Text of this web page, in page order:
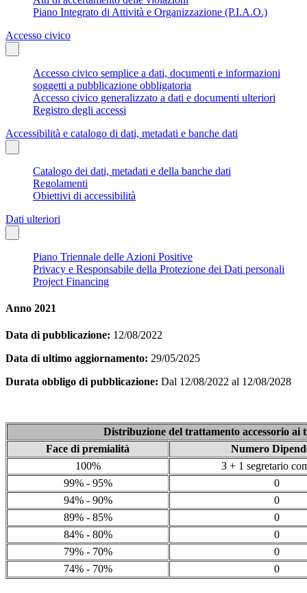
Piano Integrato di Attività e Organizzazione (P.I.A.O.)
Accesso civico
Accesso civico semplice a dati, documenti e informazioni
soggetti a pubblicazione obbligatoria
Accesso civico generalizzato a dati e documenti ulteriori
Registro degli accessi
Accessibilità e catalogo di dati, metadati e banche dati
Catalogo dei dati, metadati e della banche dati
Regolamenti
Obiettivi di accessibilità
Dati ulteriori
Piano Triennale delle Azioni Positive
Privacy e Responsabile della Protezione dei Dati personali
Project Financing
Anno 2021
Data di pubblicazione: 12/08/2022
Data di ultimo aggiornamento: 29/05/2025
Durata obbligo di pubblicazione: Dal 12/08/2022 al 12/08/2028
Distribuzione del trattamento accessorio ai
Face di premialità
Numero
100%
3 + 1 segretario
99% - 95%
0
94% - 90%
0
89% - 85%
0
84% - 80%
0
79% - 70%
0
74% - 70%
0